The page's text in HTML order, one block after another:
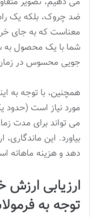
ضد چروک، بلکه یک
معناست که به جای
شما با یک محصول
جویی محسوس در
همچنین، با توجه به
مورد نیاز است
بیاورد. این
دهد و هزینه ماهانه
ارزیابی ارزش
توجه به